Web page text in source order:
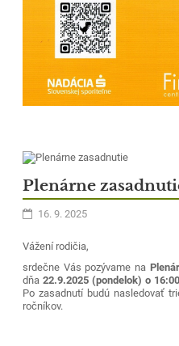
Plenárne
16. 9. 2025
Vážení rodičia,
srdečne Vás pozývame na
dňa22.9.2025 (pondelok) o 16:00
Po zasadnutí budú nasledovať
ročníkov.